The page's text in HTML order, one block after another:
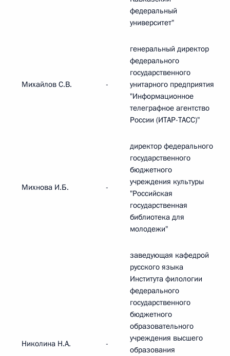
федеральный
университет"
Михайлов С.В. -
генеральный директор
федерального
государственного
унитарного предприятия
"Информационное
телеграфное агентство
России (ИТАР-ТАСС)"
Михнова И.Б. -
директор федерального
государственного
бюджетного
учреждения культуры
"Российская
государственная
библиотека для
молодежи"
Николина Н.А. -
заведующая кафедрой
русского языка
Института филологии
федерального
государственного
бюджетного
образовательного
учреждения высшего
образования